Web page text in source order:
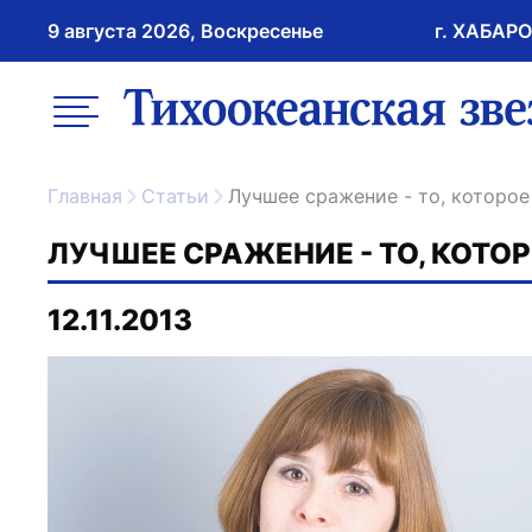
9 августа 2026, Воскресенье г.
меню ссылка на
Главная Статьи Лучшее сражение - то,
ЛУЧШЕЕ СРАЖЕНИЕ - ТО,
12.11.2013